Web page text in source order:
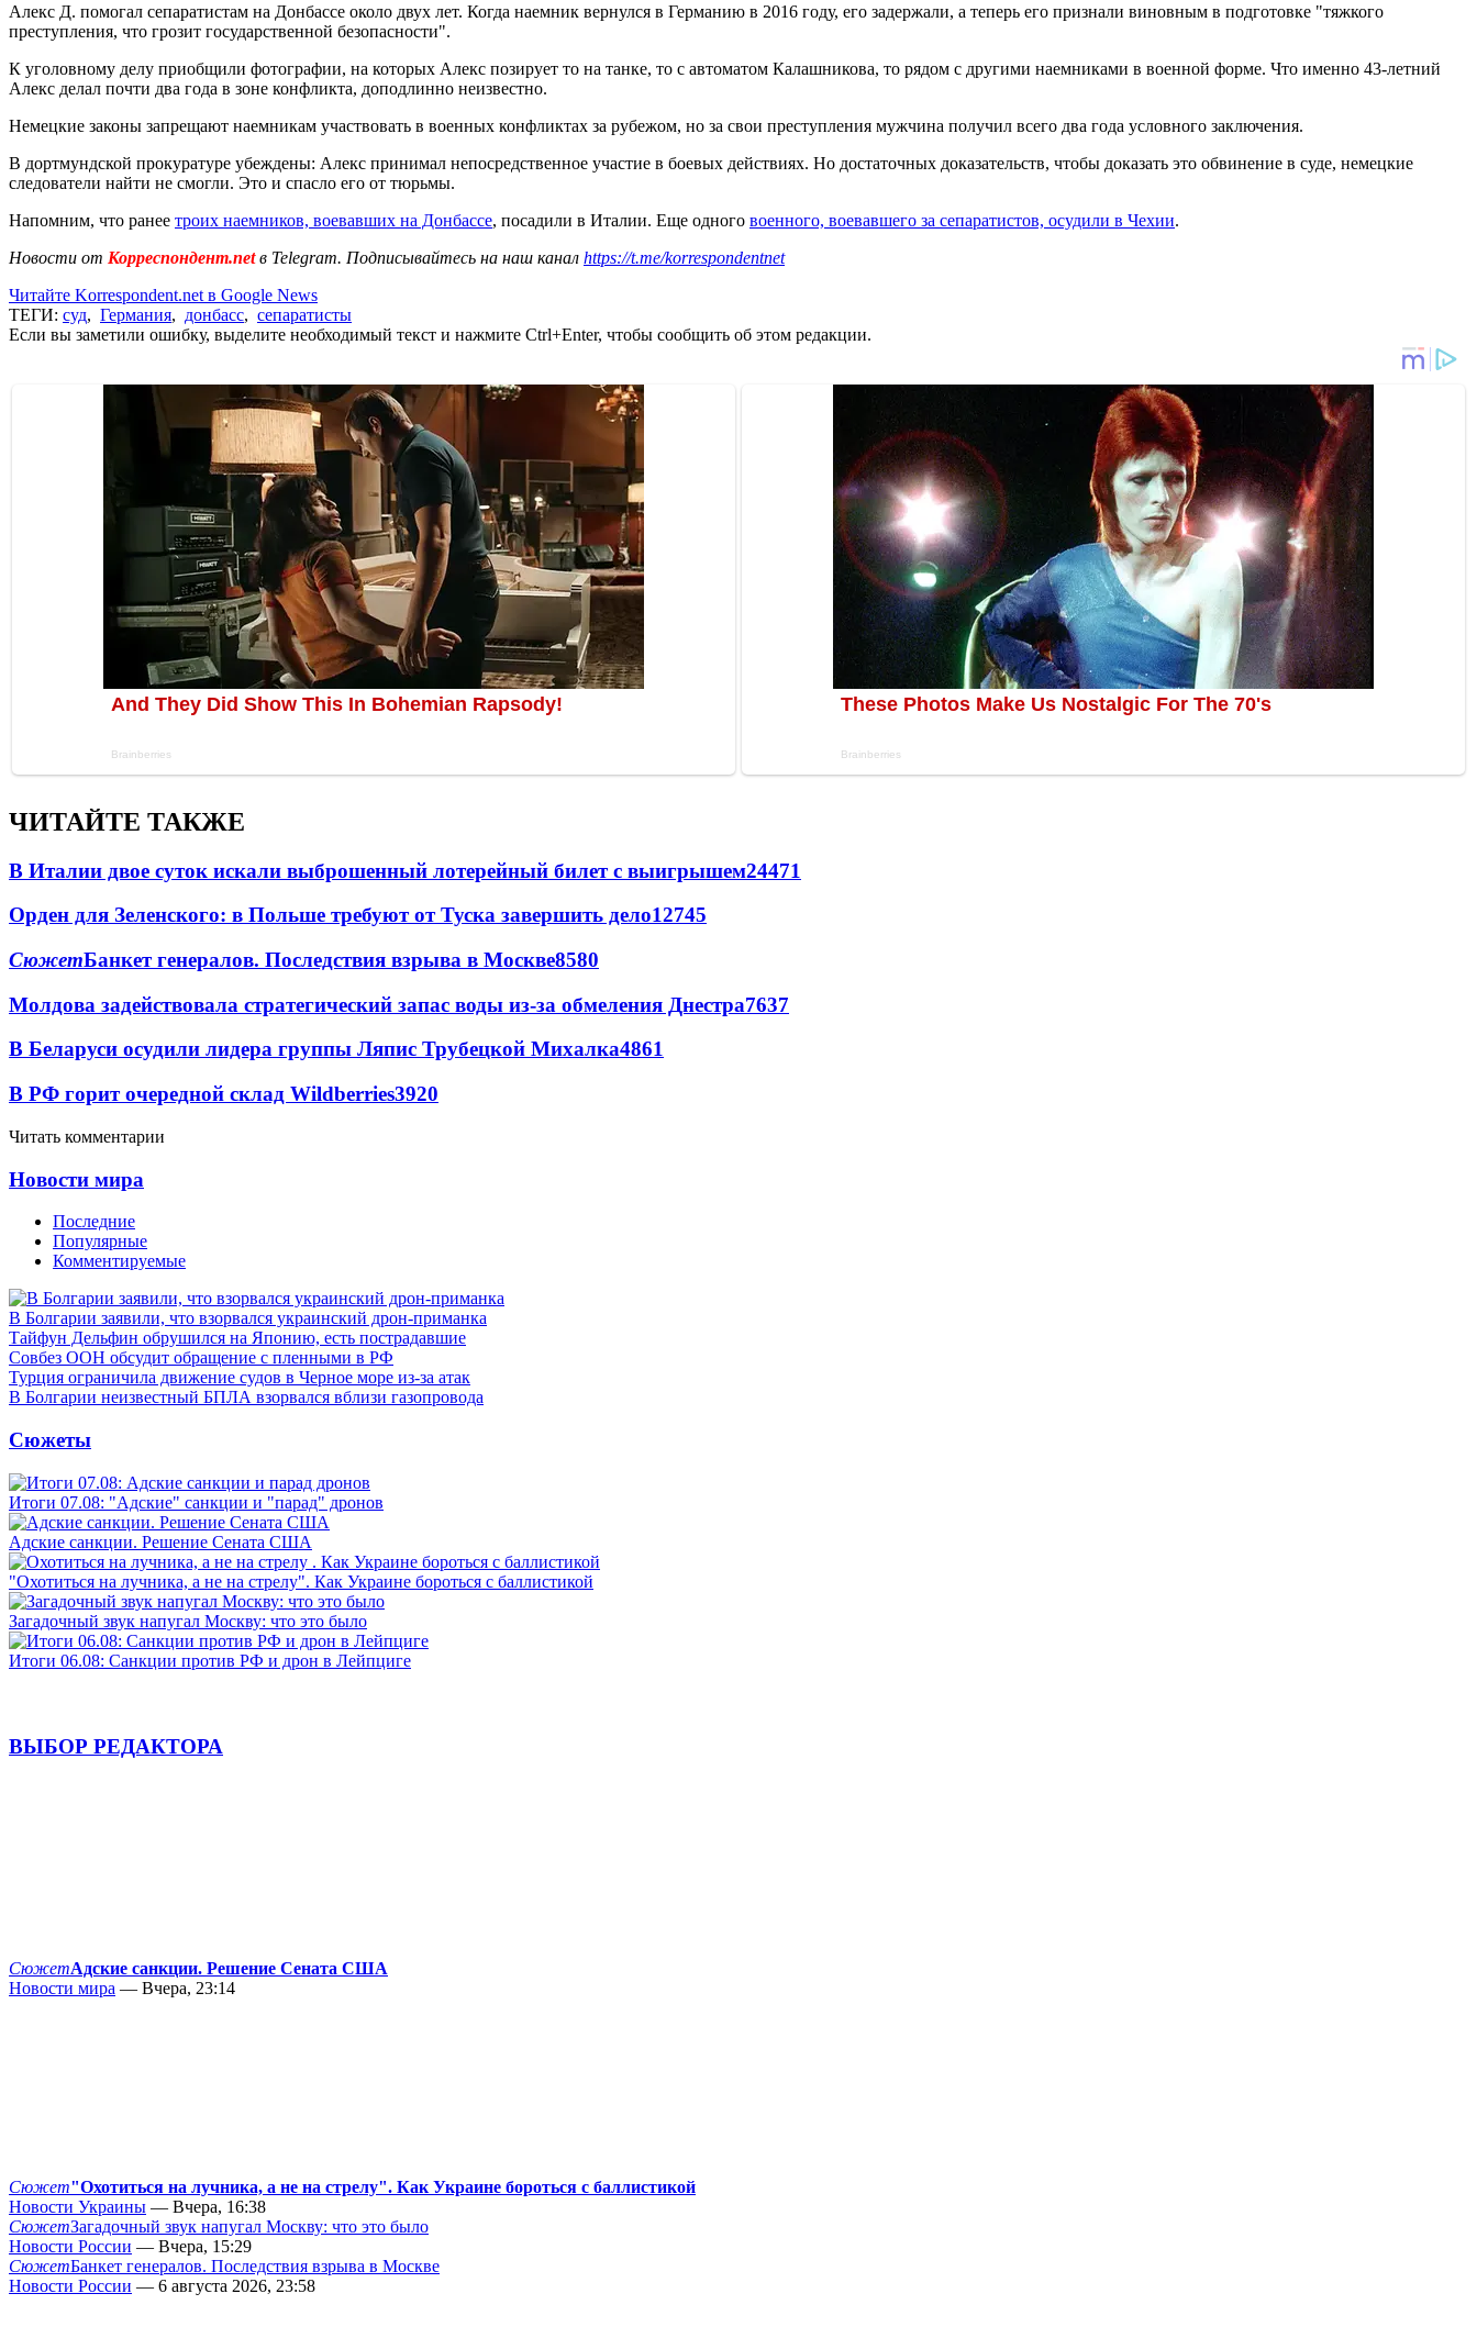
Алекс Д. помогал сепаратистам на Донбассе около двух лет. Когда наемник вернулся в Германию в 2016 году, его задержали, а теперь его признали виновным в подготовке "тяжкого
преступления, что грозит государственной безопасности".
К уголовному делу приобщили фотографии, на которых Алекс позирует то на танке, то с автоматом Калашникова, то рядом с другими наемниками в военной форме. Что именно 43-летний
Алекс делал почти два года в зоне конфликта, доподлинно неизвестно.
Немецкие законы запрещают наемникам участвовать в военных конфликтах за рубежом, но за свои преступления мужчина получил всего два года условного заключения.
В дортмундской прокуратуре убеждены: Алекс принимал непосредственное участие в боевых действиях. Но достаточных доказательств, чтобы доказать это обвинение в суде, немецкие
следователи найти не смогли. Это и спасло его от тюрьмы.
Напомним, что ранее троих наемников, воевавших на Донбассе, посадили в Италии. Еще одного военного, воевавшего за сепаратистов, осудили в Чехии.
Новости от Корреспондент.netв Telegram. Подписывайтесь на наш канал https://t.me/korrespondentnet
Читайте Korrespondent.net в Google News
ТЕГИ: суд, Германия, донбасс, сепаратисты
Если вы заметили ошибку, выделите необходимый текст и нажмите Ctrl+Enter, чтобы сообщить об этом редакции.
ЧИТАЙТЕ ТАКЖЕ
В Италии двое суток искали выброшенный лотерейный билет с выигрышем24471
Орден для Зеленского: в Польше требуют от Туска завершить дело12745
СюжетБанкет генералов. Последствия взрыва в Москве8580
Молдова задействовала стратегический запас воды из-за обмеления Днестра7637
В Беларуси осудили лидера группы Ляпис Трубецкой Михалка4861
В РФ горит очередной склад Wildberries3920
Читать комментарии
Новости мира
Последние
Популярные
Комментируемые
В Болгарии заявили, что взорвался украинский дрон-приманка
Тайфун Дельфин обрушился на Японию, есть пострадавшие
Совбез ООН обсудит обращение с пленными в РФ
Турция ограничила движение судов в Черное море из-за атак
В Болгарии неизвестный БПЛА взорвался вблизи газопровода
Сюжеты
Итоги 07.08: "Адские" санкции и "парад" дронов
Адские санкции. Решение Сената США
"Охотиться на лучника, а не на стрелу". Как Украине бороться с баллистикой
Загадочный звук напугал Москву: что это было
Итоги 06.08: Санкции против РФ и дрон в Лейпциге
ВЫБОР РЕДАКТОРА
СюжетАдские санкции. Решение Сената США
Новости мира — Вчера, 23:14
Сюжет"Охотиться на лучника, а не на стрелу". Как Украине бороться с баллистикой
Новости Украины — Вчера, 16:38
СюжетЗагадочный звук напугал Москву: что это было
Новости России — Вчера, 15:29
СюжетБанкет генералов. Последствия взрыва в Москве
Новости России — 6 августа 2026, 23:58